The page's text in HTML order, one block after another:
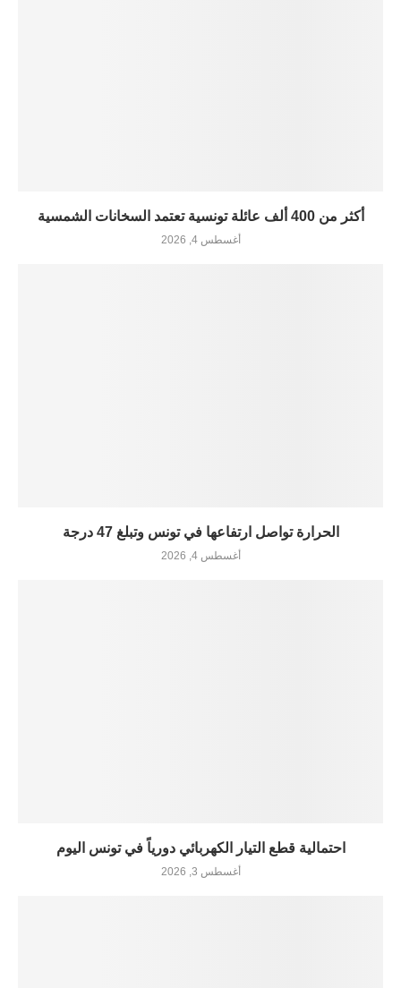
أكثر من 400 ألف عائلة تونسية تعتمد السخانات الشمسية
أغسطس 4, 2026
الحرارة تواصل ارتفاعها في تونس وتبلغ 47 درجة
أغسطس 4, 2026
احتمالية قطع التيار الكهربائي دورياً في تونس اليوم
أغسطس 3, 2026